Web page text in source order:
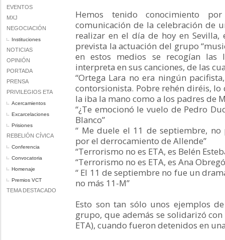
EVENTOS
MXJ
NEGOCIACIÓN
Instituciones
NOTICIAS
OPINIÓN
PORTADA
PRENSA
PRIVILEGIOS ETA
Acercamientos
Excarcelaciones
Prisiones
REBELIÓN CÍVICA
Conferencia
Convocatoria
Homenaje
Premios VCT
TEMA DESTACADO
Hemos tenido conocimiento
comunicación de la celebración de
realizar en el día de hoy en Sevilla,
prevista la actuación del grupo
en estos medios se recogían las
interpreta en sus canciones, de las
“Ortega Lara no era ningún
contorsionista. Pobre rehén diréis, lo
la iba la mano como a los padres de
“¿Te emocionó le vuelo de Pedro
Blanco”
“ Me duele el 11 de septiembre,
por el derrocamiento de Allende”
“Terrorismo no es ETA, es Belén
“Terrorismo no es ETA, es Ana
“ El 11 de septiembre no fue un
no más 11-M”
Esto son tan sólo unos ejemplos
grupo, que además se solidarizó con
ETA), cuando fueron detenidos en